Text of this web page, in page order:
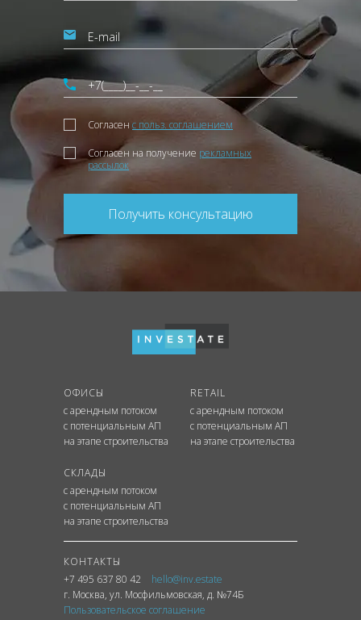
Согласен с польз. соглашением
Согласен на получение рекламных
рассылок
Получить консультацию
ОФИСЫ
с арендным потоком
с потенциальным АП
на этапе строительства
RETAIL
с арендным потоком
с потенциальным АП
на этапе строительства
СКЛАДЫ
с арендным потоком
с потенциальным АП
на этапе строительства
КОНТАКТЫ
+7 495 637 80 42
hello@inv.estate
г. Москва, ул. Мосфильмовская, д. №74Б
Пользовательское соглашение